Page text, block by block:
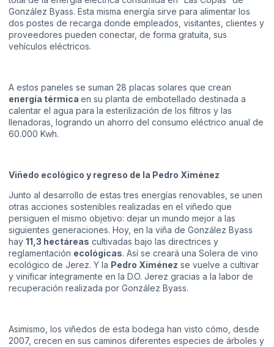
González Byass. Esta misma energía sirve para alimentar los
dos postes de recarga donde empleados, visitantes, clientes y
proveedores pueden conectar, de forma gratuita, sus
vehículos eléctricos.
A estos paneles se suman 28 placas solares que crean
energía térmica en su planta de embotellado destinada a
calentar el agua para la esterilización de los filtros y las
llenadoras, logrando un ahorro del consumo eléctrico anual de
60.000 Kwh.
Viñedo ecológico y regreso de la Pedro Ximénez
Junto al desarrollo de estas tres energías renovables, se unen
otras acciones sostenibles realizadas en el viñedo que
persiguen el mismo objetivo: dejar un mundo mejor a las
siguientes generaciones. Hoy, en la viña de González Byass
hay 11,3 hectáreas cultivadas bajo las directrices y
reglamentación ecológicas. Así se creará una Solera de vino
ecológico de Jerez. Y la Pedro Ximénez se vuelve a cultivar
y vinificar íntegramente en la D.O. Jerez gracias a la labor de
recuperación realizada por González Byass.
Asimismo, los viñedos de esta bodega han visto cómo, desde
2007, crecen en sus caminos diferentes especies de árboles y